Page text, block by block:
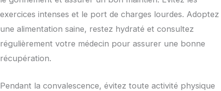
exercices intenses et le port de charges lourdes. Adoptez
une alimentation saine, restez hydraté et consultez
régulièrement votre médecin pour assurer une bonne
récupération.
Pendant la convalescence, évitez toute activité physique